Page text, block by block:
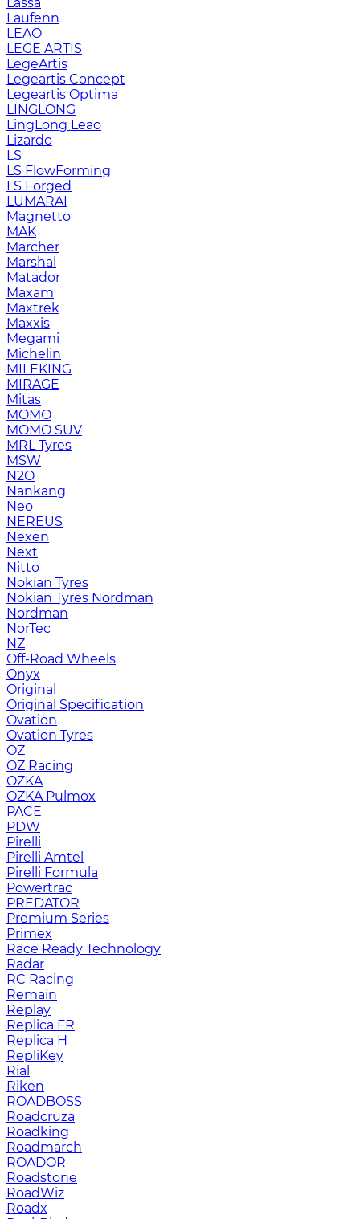
Laufenn
LEAO
LEGE ARTIS
LegeArtis
Legeartis Concept
Legeartis Optima
LINGLONG
LingLong Leao
Lizardo
LS
LS FlowForming
LS Forged
LUMARAI
Magnetto
MAK
Marcher
Marshal
Matador
Maxam
Maxtrek
Maxxis
Megami
Michelin
MILEKING
MIRAGE
Mitas
MOMO
MOMO SUV
MRL Tyres
MSW
N2O
Nankang
Neo
NEREUS
Nexen
Next
Nitto
Nokian Tyres
Nokian Tyres Nordman
Nordman
NorTec
NZ
Off-Road Wheels
Onyx
Original
Original Specification
Ovation
Ovation Tyres
OZ
OZ Racing
OZKA
OZKA Pulmox
PACE
PDW
Pirelli
Pirelli Amtel
Pirelli Formula
Powertrac
PREDATOR
Premium Series
Primex
Race Ready Technology
Radar
RC Racing
Remain
Replay
Replica FR
Replica H
RepliKey
Rial
Riken
ROADBOSS
Roadcruza
Roadking
Roadmarch
ROADOR
Roadstone
RoadWiz
Roadx